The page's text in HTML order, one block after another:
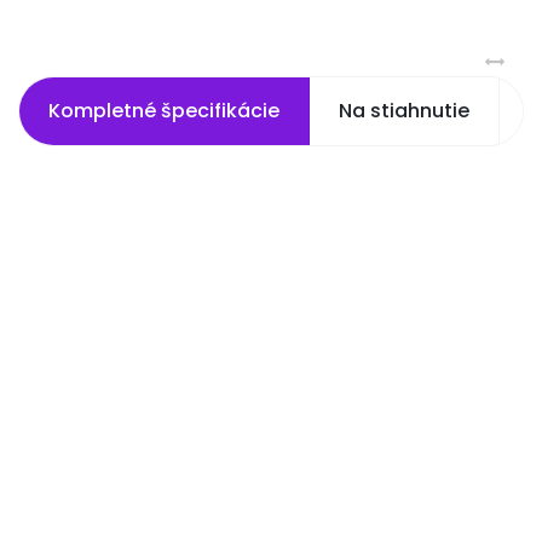
Kompletné špecifikácie Na stiahnutie